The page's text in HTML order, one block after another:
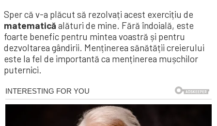
Sper că v-a plăcut să rezolvați acest exercițiu de
matematicăalături de mine. Fără îndoială, este
foarte benefic pentru mintea voastră și pentru
dezvoltarea gândirii. Menținerea sănătății creierului
este la fel de importantă ca menținerea mușchilor
puternici.